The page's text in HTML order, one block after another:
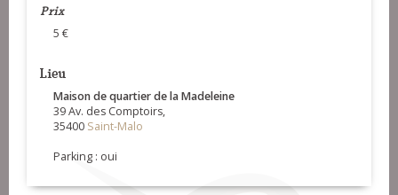
Prix
5 €
Lieu
Maison de quartier de la Madeleine
39 Av. des Comptoirs,
35400 Saint-Malo
Parking : oui